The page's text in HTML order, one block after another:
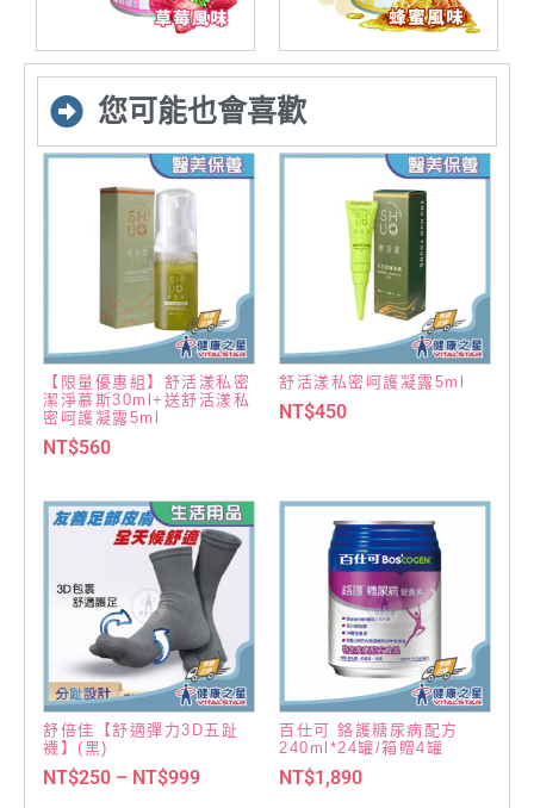
您可能也會喜歡
【限量優惠組】舒活漾私密
潔淨慕斯30ml+送舒活漾私
密呵護凝露5ml
NT$560
舒活漾私密呵護凝露5ml
NT$450
舒倍佳【舒適彈力3D五趾
襪】(黑)
NT$250 – NT$999
百仕可 鉻護糖尿病配方
240ml*24罐/箱贈4罐
NT$1,890